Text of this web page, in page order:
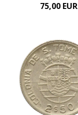
75,00 EUR